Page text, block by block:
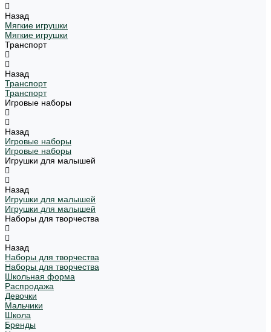
Назад
Мягкие игрушки
Мягкие игрушки
Транспорт
Назад
Транспорт
Транспорт
Игровые наборы
Назад
Игровые наборы
Игровые наборы
Игрушки для малышей
Назад
Игрушки для малышей
Игрушки для малышей
Наборы для творчества
Назад
Наборы для творчества
Наборы для творчества
Школьная форма
Распродажа
Девочки
Мальчики
Школа
Бренды